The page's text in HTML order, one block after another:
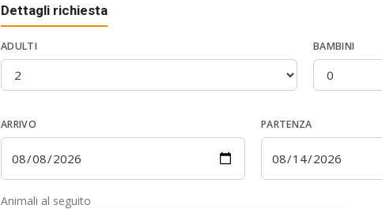
Dettagli richiesta
ADULTI BAMBINI
ARRIVO PARTENZA
Animali al seguito